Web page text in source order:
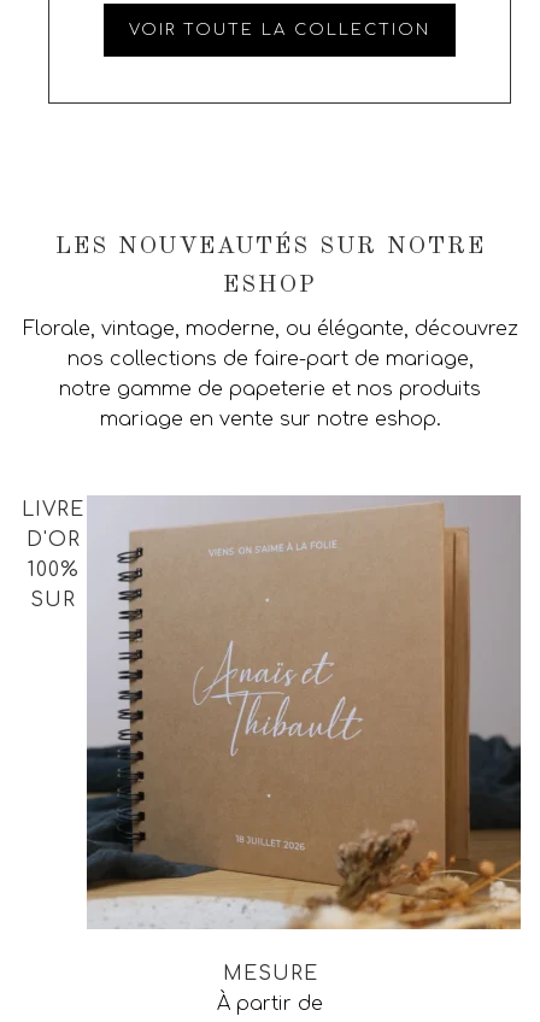
VOIR TOUTE LA COLLECTION
LES NOUVEAUTÉS SUR NOTRE
ESHOP
Florale, vintage, moderne, ou élégante, découvrez
nos collections de faire-part de mariage,
notre gamme de papeterie et nos produits
mariage en vente sur notre eshop.
LIVRE
D'OR
100%
SUR
MESURE
À partir de